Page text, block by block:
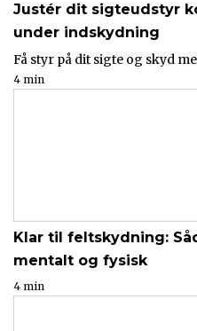
Justér dit sigteudstyr
under indskydning
Få styr på dit sigte og skyd
4 min
Klar til feltskydning:
mentalt og fysisk
4 min